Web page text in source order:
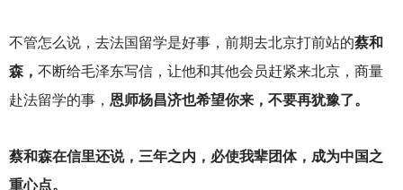
不管怎么说，去法国留学是好事，前期去北京打前站的蔡和
森， 不断给毛泽东写信，让他和其他会员赶紧来北京，商量
赴法留学的事， 恩师杨昌济也希望你来，不要再犹豫了。
蔡和森在信里还说，三年之内，必使我辈团体，成为中国之
重心点。